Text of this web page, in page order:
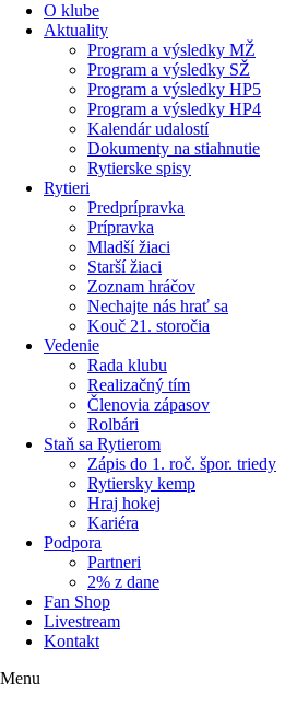
O klube
Aktuality
Program a výsledky MŽ
Program a výsledky SŽ
Program a výsledky HP5
Program a výsledky HP4
Kalendár udalostí
Dokumenty na stiahnutie
Rytierske spisy
Rytieri
Predprípravka
Prípravka
Mladší žiaci
Starší žiaci
Zoznam hráčov
Nechajte nás hrať sa
Kouč 21. storočia
Vedenie
Rada klubu
Realizačný tím
Členovia zápasov
Rolbári
Staň sa Rytierom
Zápis do 1. roč. špor. triedy
Rytiersky kemp
Hraj hokej
Kariéra
Podpora
Partneri
2% z dane
Fan Shop
Livestream
Kontakt
Menu